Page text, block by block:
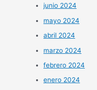
junio 2024
mayo 2024
abril 2024
marzo 2024
febrero 2024
enero 2024